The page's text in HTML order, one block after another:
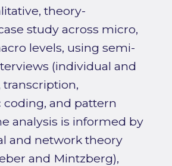
theory-
study across micro,
levels, using semi-
(individual and
transcription,
and pattern
analysis is informed by
and network theory
and Mintzberg),